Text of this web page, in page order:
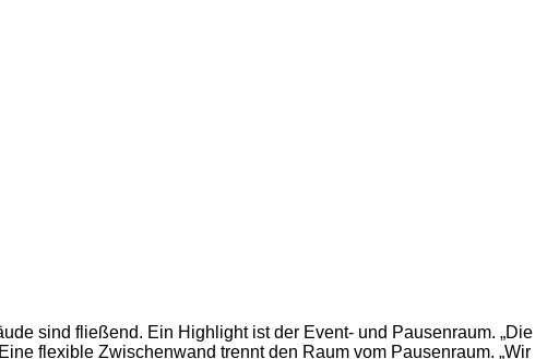
sind fließend. Ein Highlight ist der Event- und Pausenraum. „Die
flexible Zwischenwand trennt den Raum vom Pausenraum. „Wir